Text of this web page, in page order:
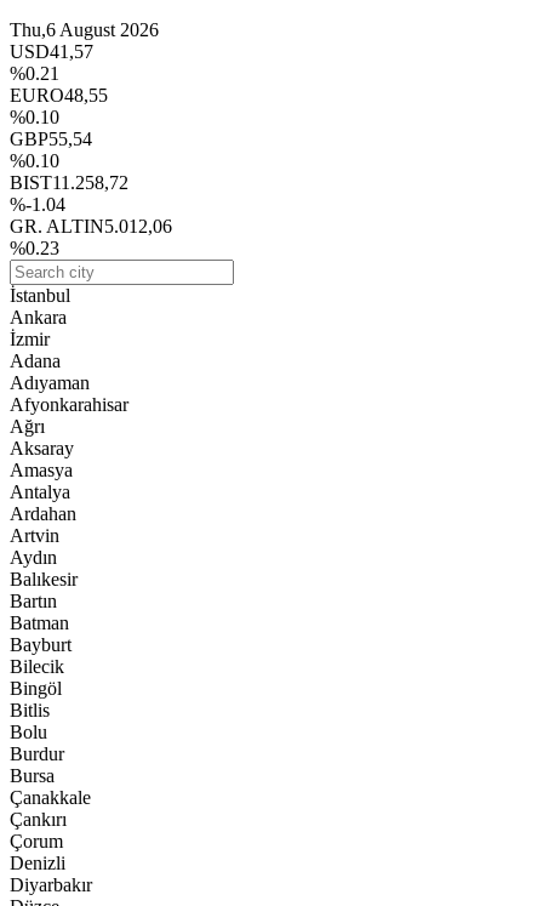
Thu,6 August 2026
USD41,57
%0.21
EURO48,55
%0.10
GBP55,54
%0.10
BIST11.258,72
%-1.04
GR. ALTIN5.012,06
%0.23
İstanbul
Ankara
İzmir
Adana
Adıyaman
Afyonkarahisar
Ağrı
Aksaray
Amasya
Antalya
Ardahan
Artvin
Aydın
Balıkesir
Bartın
Batman
Bayburt
Bilecik
Bingöl
Bitlis
Bolu
Burdur
Bursa
Çanakkale
Çankırı
Çorum
Denizli
Diyarbakır